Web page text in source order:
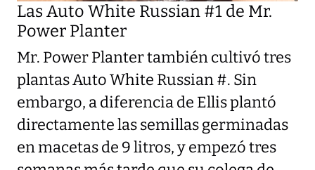
Las Auto White Russian #1 de Mr.
Power Planter
Mr. Power Planter también cultivó tres
plantas Auto White Russian #. Sin
embargo, a diferencia de Ellis plantó
directamente las semillas germinadas
en macetas de 9 litros, y empezó tres